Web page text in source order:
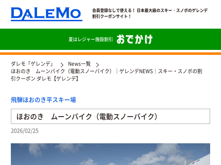
会員登録なしで使える！ 日本最大級のスキー・スノボのゲレンデ
割引クーポンサイト！
夏はレジャー施設割引
ダレモ「ゲレンデ」
News一覧
ほおのき ムーンバイク（電動スノーバイク）｜ゲレンデNEWS｜スキー・スノボの割
引クーポン ダレモ【ゲレンデ】
飛騨ほおのき平スキー場
ほおのき ムーンバイク（電動スノーバイク）
2026/02/25